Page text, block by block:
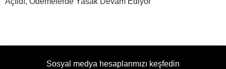
Sosyal medya hesaplarımızı keşfedin